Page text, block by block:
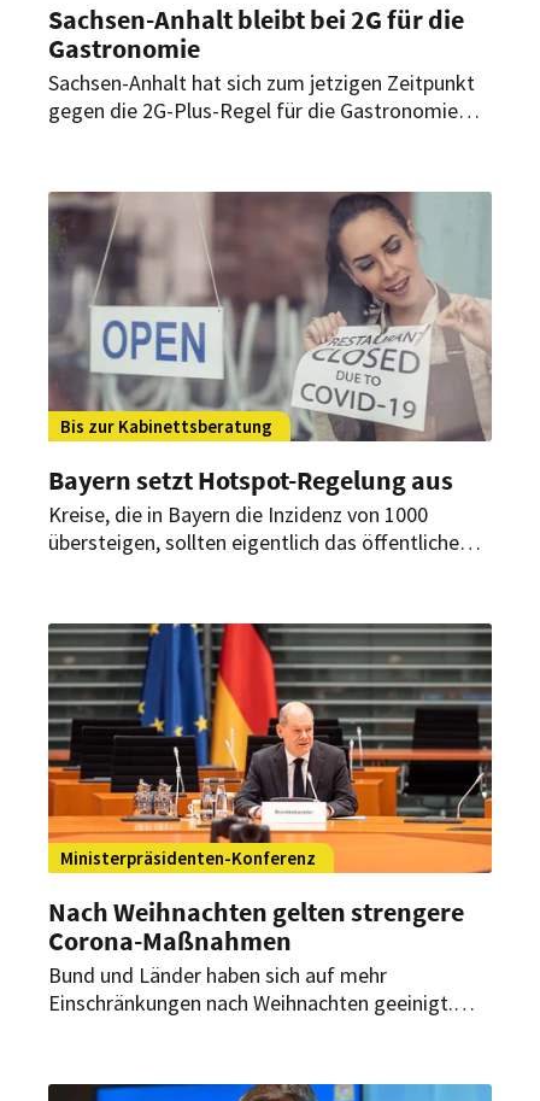
Sachsen-Anhalt bleibt bei 2G für die
Gastronomie
Sachsen-Anhalt hat sich zum jetzigen Zeitpunkt
gegen die 2G-Plus-Regel für die Gastronomie
Bis zur Kabinettsberatung
Bayern setzt Hotspot-Regelung aus
Kreise, die in Bayern die Inzidenz von 1000
übersteigen, sollten eigentlich das öffentliche
begrüßen die Entscheidung.
Ministerpräsidenten-Konferenz
Nach Weihnachten gelten strengere
Corona-Maßnahmen
Bund und Länder haben sich auf mehr
Einschränkungen nach Weihnachten geeinigt.
ein Versammlungsverbot.